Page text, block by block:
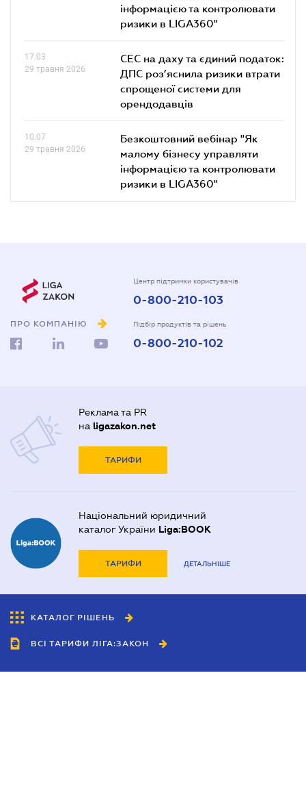
інформацією та контролювати
ризики в LIGA360"
17.03
29 травня 2026
СЕС на даху та єдиний податок:
ДПС роз’яснила ризики втрати
спрощеної системи для
орендодавців
10.07
29 травня 2026
Безкоштовний вебінар "Як
малому бізнесу управляти
інформацією та контролювати
ризики в LIGA360"
ПРО КОМПАНІЮ
Центр підтримки користувачів
0-800-210-103
Підбір продуктів та рішень
0-800-210-102
Реклама та PR
на ligazakon.net
ТАРИФИ
Національний юридичний
каталог України Liga:BOOK
ТАРИФИ ДЕТАЛЬНІШЕ
КАТАЛОГ РІШЕНЬ
ВСІ ТАРИФИ ЛІГА:ЗАКОН